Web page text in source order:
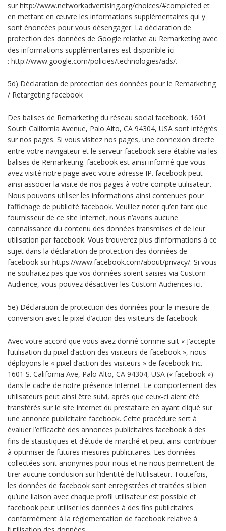
sur http://www.networkadvertising.org/choices/#completed et
en mettant en œuvre les informations supplémentaires qui y
sont énoncées pour vous désengager. La déclaration de
protection des données de Google relative au Remarketing avec
des informations supplémentaires est disponible ici
: http://www.google.com/policies/technologies/ads/.
5d) Déclaration de protection des données pour le Remarketing
/ Retargeting facebook
Des balises de Remarketing du réseau social facebook, 1601
South California Avenue, Palo Alto, CA 94304, USA sont intégrés
sur nos pages. Si vous visitez nos pages, une connexion directe
entre votre navigateur et le serveur facebook sera établie via les
balises de Remarketing. facebook est ainsi informé que vous
avez visité notre page avec votre adresse IP. facebook peut
ainsi associer la visite de nos pages à votre compte utilisateur.
Nous pouvons utiliser les informations ainsi contenues pour
l’affichage de publicité facebook. Veuillez noter qu’en tant que
fournisseur de ce site Internet, nous n’avons aucune
connaissance du contenu des données transmises et de leur
utilisation par facebook. Vous trouverez plus d’informations à ce
sujet dans la déclaration de protection des données de
facebook sur https://www.facebook.com/about/privacy/. Si vous
ne souhaitez pas que vos données soient saisies via Custom
Audience, vous pouvez désactiver les Custom Audiences ici.
5e) Déclaration de protection des données pour la mesure de
conversion avec le pixel d’action des visiteurs de facebook
Avec votre accord que vous avez donné comme suit « J’accepte
l’utilisation du pixel d’action des visiteurs de facebook », nous
déployons le « pixel d’action des visiteurs » de facebook Inc.
1601 S. California Ave, Palo Alto, CA 94304, USA (« facebook »)
dans le cadre de notre présence Internet. Le comportement des
utilisateurs peut ainsi être suivi, après que ceux-ci aient été
transférés sur le site Internet du prestataire en ayant cliqué sur
une annonce publicitaire facebook. Cette procédure sert à
évaluer l’efficacité des annonces publicitaires facebook à des
fins de statistiques et d’étude de marché et peut ainsi contribuer
à optimiser de futures mesures publicitaires. Les données
collectées sont anonymes pour nous et ne nous permettent de
tirer aucune conclusion sur l’identité de l’utilisateur. Toutefois,
les données de facebook sont enregistrées et traitées si bien
qu’une liaison avec chaque profil utilisateur est possible et
facebook peut utiliser les données à des fins publicitaires
conformément à la réglementation de facebook relative à